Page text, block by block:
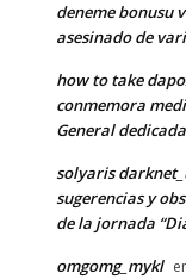
deneme bonusu
asesinado de
how to take
conmemora
General
solyaris
sugerencias y
de la jornada
omgomg_mykl